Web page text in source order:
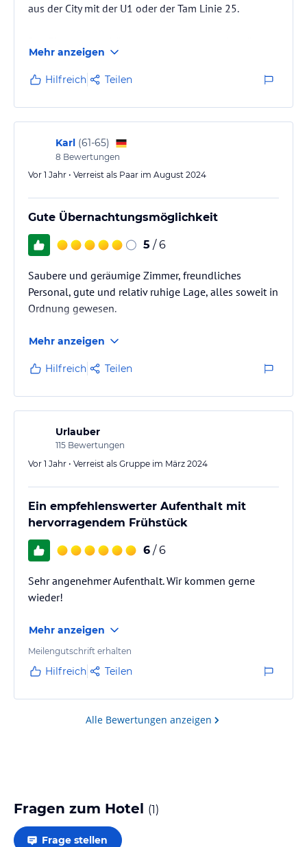
aus der City mit der U1 oder der Tam Linie 25.
ein modernes Bad. Das Frühstück ist sehr gut.
Mehr anzeigen
Hilfreich Teilen
Karl (61-65)
8 Bewertungen
Vor 1 Jahr • Verreist als Paar im August 2024
Gute Übernachtungsmöglichkeit
5 / 6
Saubere und geräumige Zimmer, freundliches
Personal, gute und relativ ruhige Lage, alles soweit in
Ordnung gewesen.
Mehr anzeigen
Hilfreich Teilen
Urlauber
115 Bewertungen
Vor 1 Jahr • Verreist als Gruppe im März 2024
Ein empfehlenswerter Aufenthalt mit
hervorragendem Frühstück
6 / 6
Sehr angenehmer Aufenthalt. Wir kommen gerne
wieder!
Mehr anzeigen
Meilengutschrift erhalten
Hilfreich Teilen
Alle Bewertungen anzeigen
Fragen zum Hotel (1)
Frage stellen